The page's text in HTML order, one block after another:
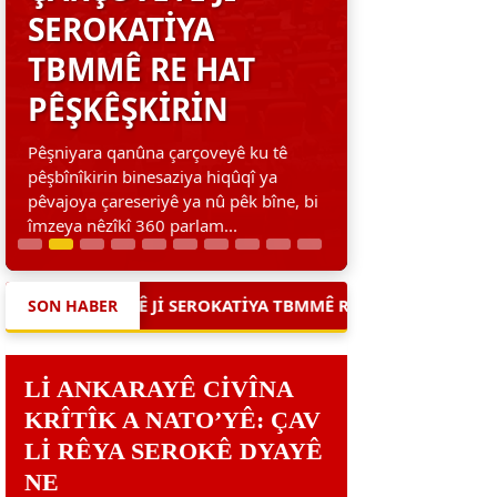
SEROKATIYA
TBMMÊ RE HAT
PÊŞKÊŞKIRIN
Pêşniyara qanûna çarçoveyê ku tê
pêşbînîkirin binesaziya hiqûqî ya
pêvajoya çareseriyê ya nû pêk bîne, bi
îmzeya nêzîkî 360 parlam...
SON HABER
SEROKATIYA TBMMÊ RE HAT PÊŞKÊŞKIRIN
LI ANKARAYÊ CIVÎNA
KRÎTÎK A NATO’YÊ: ÇAV
LI RÊYA SEROKÊ DYAYÊ
NE